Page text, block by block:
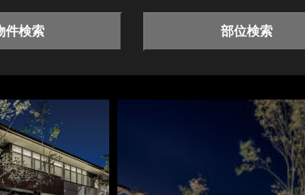
件検索 部位検索